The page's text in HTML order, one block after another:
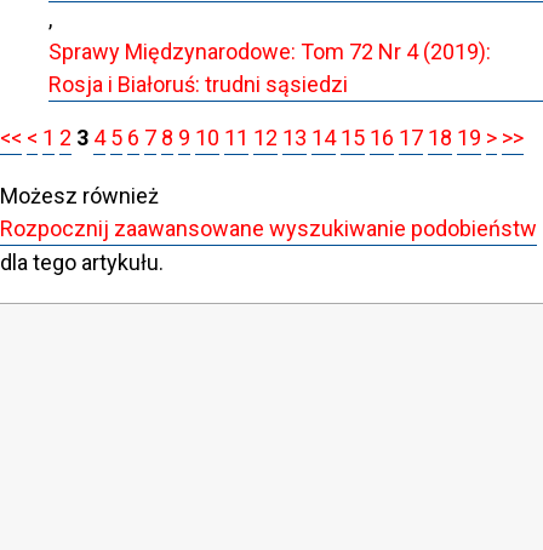
,
Sprawy Międzynarodowe: Tom 72 Nr 4 (2019):
Rosja i Białoruś: trudni sąsiedzi
<< < 1 2 3 4 5 6 7 8 9 10 11 12 13 14 15 16 17 18 19 > >>
Możesz również
Rozpocznij zaawansowane wyszukiwanie podobieństw
dla tego artykułu.